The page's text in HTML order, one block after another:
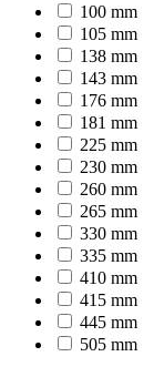
100 mm
105 mm
138 mm
143 mm
176 mm
181 mm
225 mm
230 mm
260 mm
265 mm
330 mm
335 mm
410 mm
415 mm
445 mm
505 mm